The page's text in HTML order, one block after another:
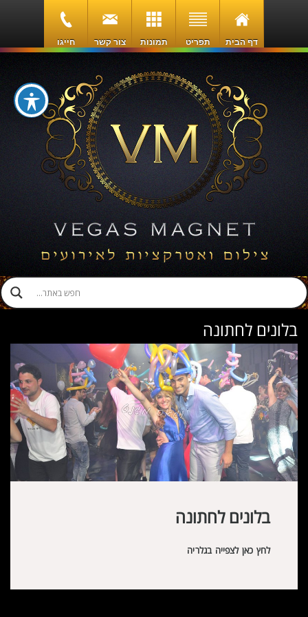
דף הבית תפריט תמונות צור קשר חייגו
בלונים לחתונה
בלונים לחתונה
לחץ כאן לצפייה בגלריה